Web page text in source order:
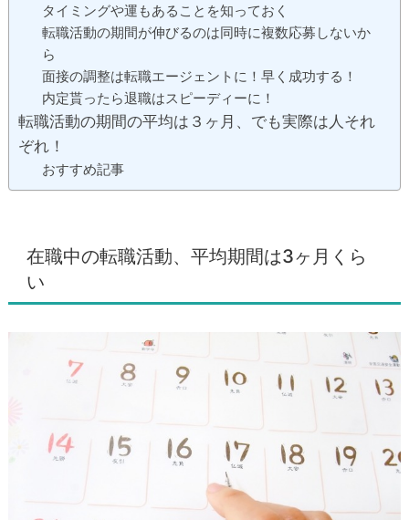
タイミングや運もあることを知っておく
転職活動の期間が伸びるのは同時に複数応募しないか
ら
面接の調整は転職エージェントに！早く成功する！
内定貰ったら退職はスピーディーに！
転職活動の期間の平均は３ヶ月、でも実際は人それ
ぞれ！
おすすめ記事
在職中の転職活動、平均期間は3ヶ月くら
い